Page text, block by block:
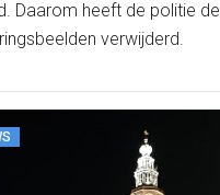
Daarom heeft de politie de
verwijderd.